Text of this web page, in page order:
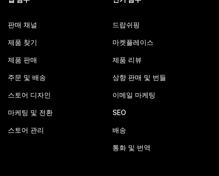
판매 채널
제품 찾기
제품 판매
주문 및 배송
스토어 디자인
마케팅 및 전환
스토어 관리
드랍쉬핑
마켓플레이스
제품 리뷰
상향 판매 및 번들
이메일 마케팅
SEO
배송
통화 및 번역